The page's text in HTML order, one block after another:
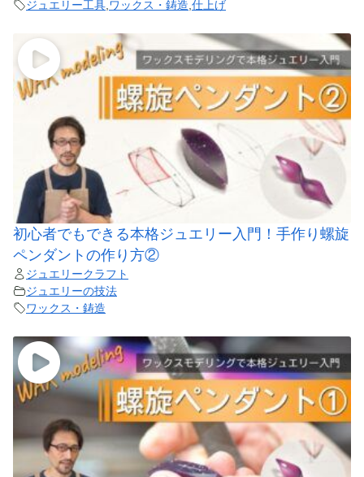
ジュエリー工具 ワックス・鋳造 仕上げ
初心者でもできる本格ジュエリー入門！手作り螺旋
ペンダントの作り方②
ジュエリークラフト
ジュエリーの技法
ワックス・鋳造